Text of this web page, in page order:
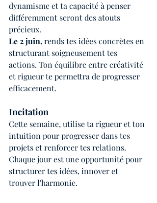
dynamisme et ta capacité à penser
différemment seront des atouts
précieux.
Le 2 juin, rends tes idées concrètes en
structurant soigneusement tes
actions. Ton équilibre entre créativité
et rigueur te permettra de progresser
efficacement.
Incitation
Cette semaine, utilise ta rigueur et ton
intuition pour progresser dans tes
projets et renforcer tes relations.
Chaque jour est une opportunité pour
structurer tes idées, innover et
trouver l'harmonie.